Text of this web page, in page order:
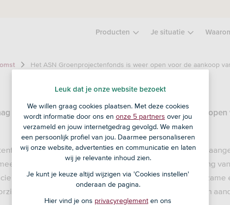
Producten Je situatie
Het ASN Groenprojectenfonds is weer open voor de aankoop
16 maart 2022 is het ASN Groenprojectenfonds weer
belegt minstens 70% van het fondsvermogen in
draagt het fonds bij aan het behoud en de verbetering
projecten in onder andere duurzaam bouwen, duurzame
Het fonds belegt in onderhandse leningen en in
Leuk dat je onze website bezoekt
We willen graag cookies plaatsen. Met deze cookies
wordt informatie door ons en onze 5 partners over jou
verzameld en jouw internetgedrag gevolgd. We maken
een persoonlijk profiel van jou. Daarmee personaliseren
wij onze website, advertenties en communicatie en laten
wij je relevante inhoud zien.
Je kunt je keuze altijd wijzigen via 'Cookies instellen'
onderaan de pagina.
Hier vind je ons privacyreglement en ons